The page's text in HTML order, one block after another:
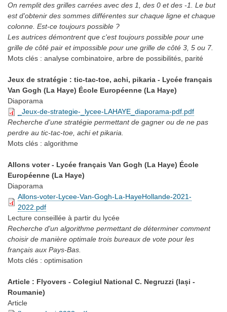
On remplit des grilles carrées avec des 1, des 0 et des -1. Le but
est d'obtenir des sommes différentes sur chaque ligne et chaque
colonne. Est-ce toujours possible ?
Les autrices démontrent que c'est toujours possible pour une
grille de côté pair et impossible pour une grille de côté 3, 5 ou 7.
Mots clés : analyse combinatoire, arbre de possibilités, parité
Jeux de stratégie : tic-tac-toe, achi, pikaria - Lycée français
Van Gogh (La Haye) École Européenne (La Haye)
Diaporama
_Jeux-de-strategie-_lycee-LAHAYE_diaporama-pdf.pdf
Recherche d'une stratégie permettant de gagner ou de ne pas
perdre au tic-tac-toe, achi et pikaria.
Mots clés : algorithme
Allons voter - Lycée français Van Gogh (La Haye) École
Européenne (La Haye)
Diaporama
Allons-voter-Lycee-Van-Gogh-La-HayeHollande-2021-
2022.pdf
Lecture conseillée à partir du lycée
Recherche d'un algorithme permettant de déterminer comment
choisir de manière optimale trois bureaux de vote pour les
français aux Pays-Bas.
Mots clés : optimisation
Article : Flyovers - Colegiul National C. Negruzzi (Iași -
Roumanie)
Article